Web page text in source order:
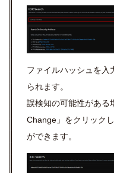
ファイルハッシュを入
られます。
誤検知の可能性がある
Change」をクリック
ができます。